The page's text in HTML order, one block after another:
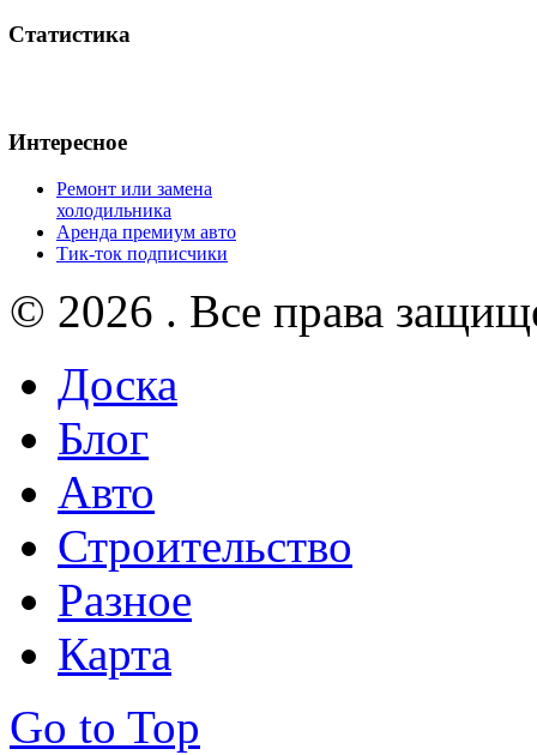
Статистика
Интересное
Ремонт или замена
холодильника
Аренда премиум авто
Тик-ток подписчики
© 2026 . Все права
Доска
Блог
Авто
Строительство
Разное
Карта
Go to Top